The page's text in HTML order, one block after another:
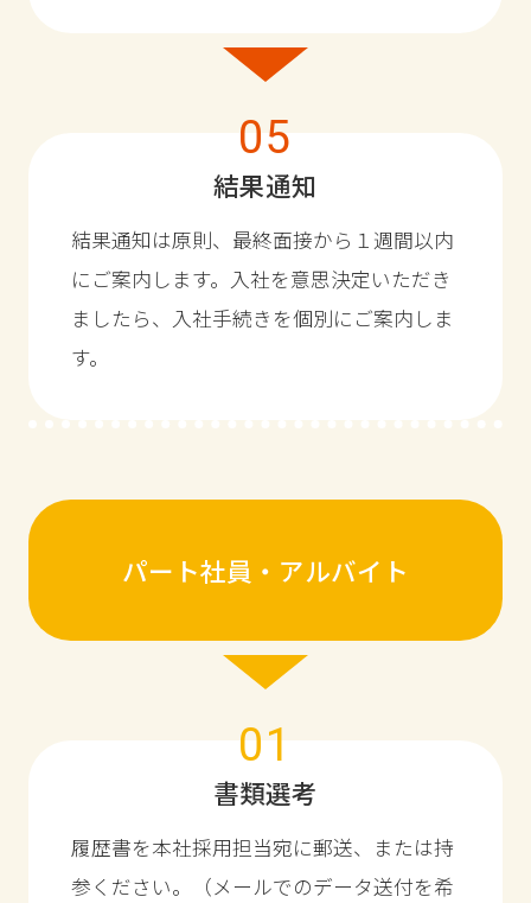
05
結果通知
結果通知は原則、最終面接から１週間以内
にご案内します。入社を意思決定いただき
ましたら、入社手続きを個別にご案内しま
す。
パート社員・アルバイト
01
書類選考
履歴書を本社採用担当宛に郵送、または持
参ください。（メールでのデータ送付を希